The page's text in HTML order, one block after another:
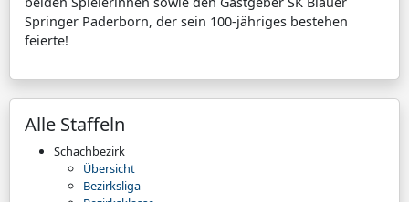
Springer Paderborn, der sein 100-jähriges bestehen
feierte!
Alle Staffeln
Schachbezirk
Übersicht
Bezirksliga